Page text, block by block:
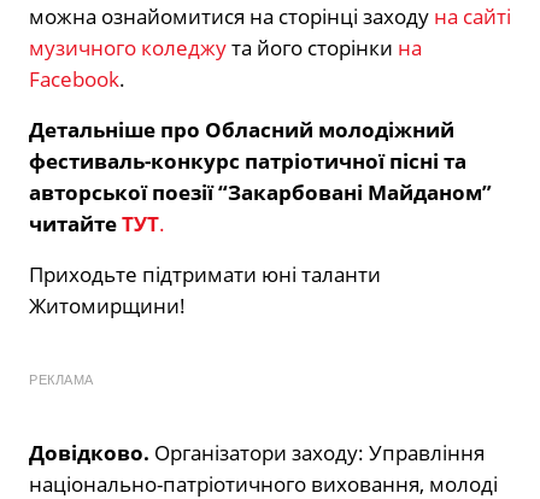
можна ознайомитися на сторінці заходу на сайті
музичного коледжута його сторінки на
Facebook.
Детальніше про Обласний молодіжний
фестиваль-конкурс патріотичної пісні та
авторської поезії “Закарбовані Майданом”
читайтеТУТ.
Приходьте підтримати юні таланти
Житомирщини!
РЕКЛАМА
Довідково. Організатори заходу: Управління
національно-патріотичного виховання, молоді